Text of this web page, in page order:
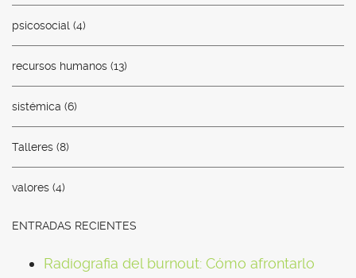
psicosocial (4)
recursos humanos (13)
sistémica (6)
Talleres (8)
valores (4)
ENTRADAS RECIENTES
Radiografia del burnout: Cómo afrontarlo